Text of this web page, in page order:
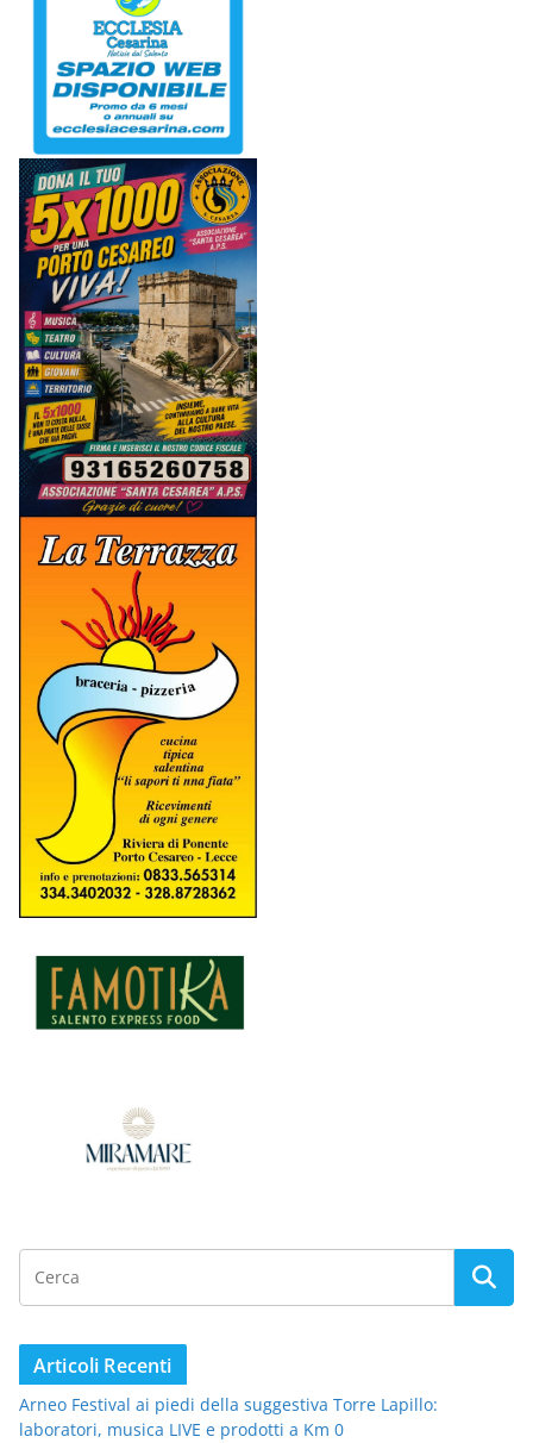
Articoli Recenti
Arneo Festival ai piedi della suggestiva Torre Lapillo:
laboratori, musica LIVE e prodotti a Km 0